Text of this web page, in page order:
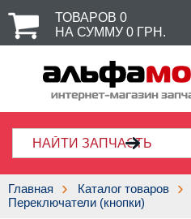
ТОВАРОВ 0
НА СУММУ 0 ГРН.
Главная Каталог товаров
Переключатели (кнопки)